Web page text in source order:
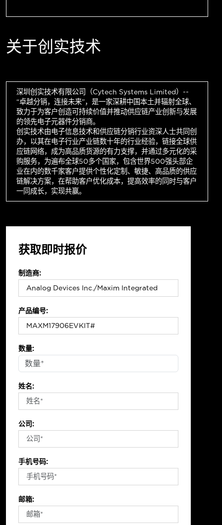
关于创实技术
深圳创实技术有限公司（Cytech Systems Limited）--
“卓越分销，连接未来”，是一家深耕中国本土并辐射全球、
致力于为客户创造可持续价值并推动供应链产业创新与发展
的领先电子元器件分销商。
创实技术由电子信息技术和供应链分销行业资深人士共同创
办，以其在电子行业产业链数十年的行业经验，链接全球供
应链网络，成为高品质货源的有力支撑，并通过多元化的采
购服务，为遍布全球50多个国家，包含世界500强头部企
业在内的数千家客户提供个性化定制、敏捷、高品质的供应
链解决方案，在帮助客户优化成本，提高效率的同时与客户
一同成长，实现共赢。
获取即时报价
制造商:
产品编号:
数量:
姓名:
公司:
手机号码:
邮箱: